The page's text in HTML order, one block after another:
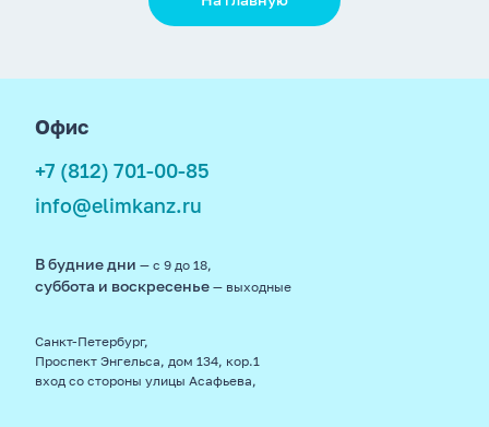
Офис
+7 (812) 701-00-85
info@elimkanz.ru
В будние дни — с 9 до 18,
суббота и воскресенье — выходные
Санкт-Петербург,
Проспект Энгельса, дом 134, кор.1
вход со стороны улицы Асафьева,